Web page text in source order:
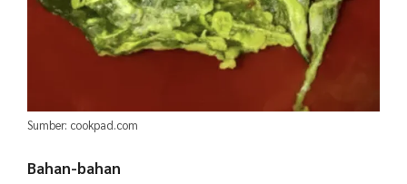
Sumber: cookpad.com
Bahan-bahan